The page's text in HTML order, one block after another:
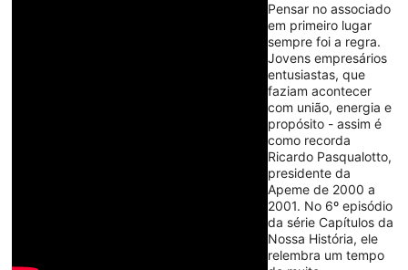
Pensar no associado
em primeiro lugar
sempre foi a regra.
Jovens empresários
entusiastas, que
faziam acontecer
com união, energia e
propósito - assim é
como recorda
Ricardo Pasqualotto,
presidente da
Apeme de 2000 a
2001. No 6º episódio
da série Capítulos da
Nossa História, ele
relembra um tempo